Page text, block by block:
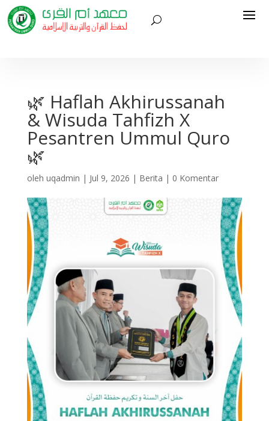
🌿 Haflah Akhirussanah
& Wisuda Tahfizh X
Pesantren Ummul Quro
🌿
oleh uqadmin | Jul 9, 2026 | Berita | 0 Komentar